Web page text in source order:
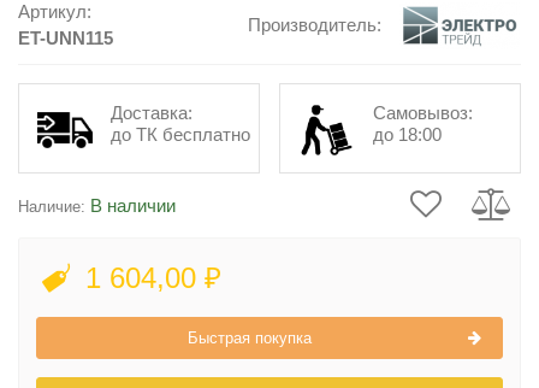
Артикул:
ET-UNN115
Производитель:
Доставка:
до ТК бесплатно
Самовывоз:
до 18:00
Наличие: В наличии
1 604,00 ₽
Быстрая покупка